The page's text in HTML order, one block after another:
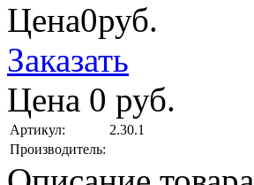
Цена0руб.
Заказать
Цена 0 руб.
Артикул:
2.30.1
Производитель: